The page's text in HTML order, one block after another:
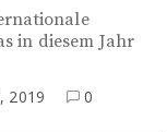
in diesem Jahr
2019 0